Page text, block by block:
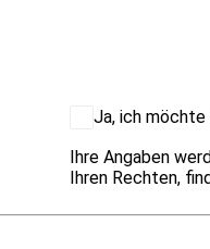
Ja, ich möchte
Ihre Angaben
Ihren Rechten,